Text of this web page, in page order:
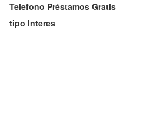
Telefono Préstamos Gratis
tipo Interes